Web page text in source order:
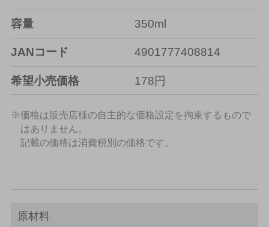
容量 350ml
JANコード 4901777408814
希望小売価格 178円
※価格は販売店様の自主的な価格設定を拘束するもので
はありません。
記載の価格は消費税別の価格です。
原材料